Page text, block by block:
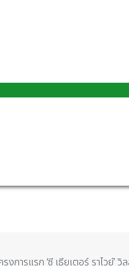
ารแรก ‘ซี เธียเตอร์ ราไวย์’ วิ